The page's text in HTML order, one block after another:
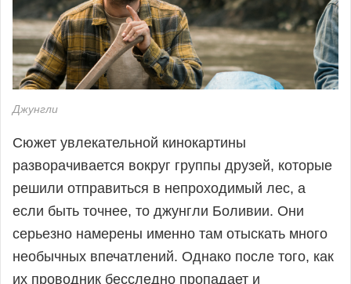
Джунгли
Сюжет увлекательной кинокартины
разворачивается вокруг группы друзей, которые
решили отправиться в непроходимый лес, а
если быть точнее, то джунгли Боливии. Они
серьезно намерены именно там отыскать много
необычных впечатлений. Однако после того, как
их проводник бесследно пропадает и